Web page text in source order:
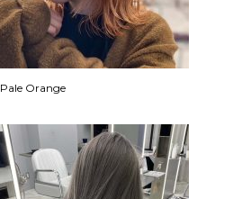
Pale Orange